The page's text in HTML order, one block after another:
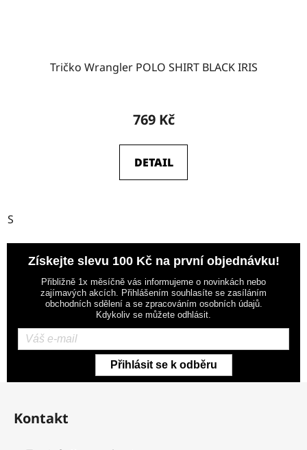
Tričko Wrangler POLO SHIRT BLACK IRIS
769 Kč
DETAIL
S
Získejte slevu 100 Kč na první objednávku!
Přibližně 1x měsíčně vás informujeme o novinkách nebo
zajímavých akcích. Přihlášením souhlasíte se zasíláním
obchodních sdělení a se zpracováním osobních údajů.
Kdykoliv se můžete odhlásit.
Přihlásit se k odběru
Z
Kontakt